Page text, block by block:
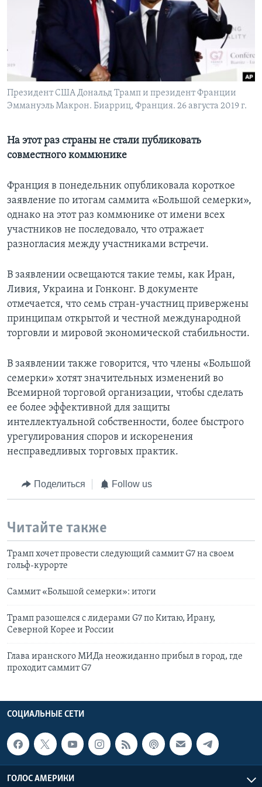
Learning English
СОЦИАЛЬНЫЕ СЕТИ
Языки
Президент США Дональд Трамп и президент Франции
Эммануэль Макрон. Биарриц, Франция. 26 августа 2019 г.
На этот раз страны не стали публиковать
совместного коммюнике
Франция в понедельник опубликовала короткое
заявление по итогам саммита «Большой семерки»,
однако на этот раз коммюнике от имени всех
участников не последовало, что отражает
разногласия между участниками встречи.
В заявлении освещаются такие темы, как Иран,
Ливия, Украина и Гонконг. В документе
отмечается, что семь стран-участниц привержены
принципам открытой и честной международной
торговли и мировой экономической стабильности.
В заявлении также говорится, что члены «Большой
семерки» хотят значительных изменений во
Всемирной торговой организации, чтобы сделать
ее более эффективной для защиты
интеллектуальной собственности, более быстрого
урегулирования споров и искоренения
несправедливых торговых практик.
Поделиться Follow us
Читайте также
Трамп хочет провести следующий саммит G7 на своем
гольф-курорте
Саммит «Большой семерки»: итоги
Трамп разошелся с лидерами G7 по Китаю, Ирану,
Северной Корее и России
Глава иранского МИДа неожиданно прибыл в город, где
проходит саммит G7
СОЦИАЛЬНЫЕ СЕТИ
ГОЛОС АМЕРИКИ